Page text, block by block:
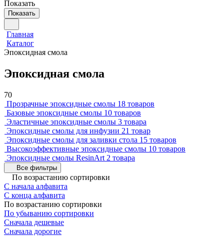
Показать
Показать
Главная
Каталог
Эпоксидная смола
Эпоксидная смола
70
Прозрачные эпоксидные смолы 18 товаров
Базовые эпоксидные смолы 10 товаров
Эластичные эпоксидные смолы 3 товара
Эпоксидные смолы для инфузии 21 товар
Эпоксидные смолы для заливки стола 15 товаров
Высокоэффективные эпоксидные смолы 10 товаров
Эпоксидные смолы ResinArt 2 товара
Все фильтры
По возрастанию сортировки
С начала алфавита
С конца алфавита
По возрастанию сортировки
По убыванию сортировки
Сначала дешевые
Сначала дорогие